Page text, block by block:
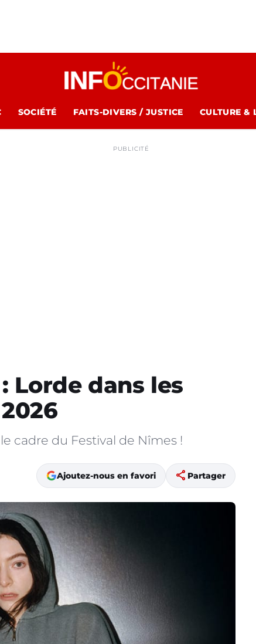
SOCIÉTÉ FAITS-DIVERS / JUSTICE CULTURE &
PUBLICITÉ
Lorde dans les
cadre du Festival de Nîmes !
Ajoutez-nous en favori share Partager